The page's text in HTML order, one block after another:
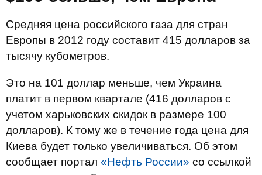
Средняя цена российского газа для стран
Европы в 2012 году составит 415 долларов за
тысячу кубометров.
Это на 101 доллар меньше, чем Украина
платит в первом квартале (416 долларов с
учетом харьковских скидок в размере 100
долларов). К тому же в течение года цена для
Киева будет только увеличиваться. Об этом
сообщает портал «Нефть России» со ссылкой